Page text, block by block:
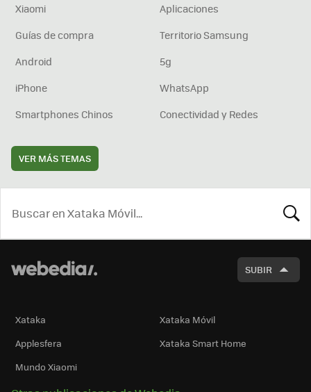
Xiaomi
Aplicaciones
Guías de compra
Territorio Samsung
Android
5g
iPhone
WhatsApp
Smartphones Chinos
Conectividad y Redes
VER MÁS TEMAS
SUBIR
Xataka
Xataka Móvil
Applesfera
Xataka Smart Home
Mundo Xiaomi